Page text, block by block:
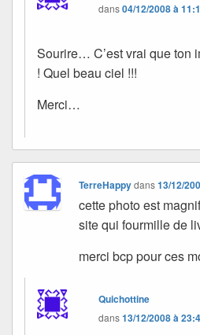
dans04/12/2008 à
Sourire… C’est vrai que ton
! Quel beau ciel !!!
Merci…
TerreHappydans13/12/
cette photo est
site qui fourmille de
merci bcp pour ces
Quichottine
dans13/12/2008 à